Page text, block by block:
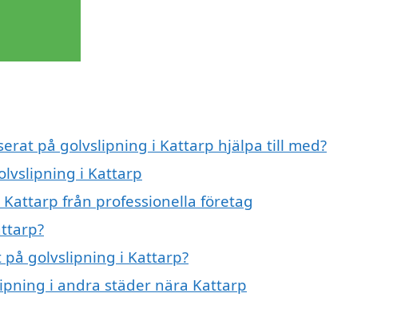
på golvslipning i Kattarp hjälpa till med?
i Kattarp
från professionella företag
golvslipning i Kattarp?
i andra städer nära Kattarp